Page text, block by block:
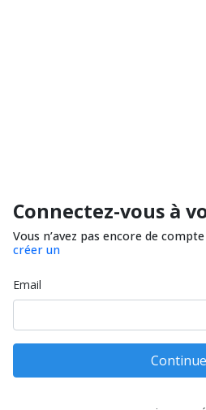
Connectez-vous à
Vous n’avez pas encore de compte
créer un
Email